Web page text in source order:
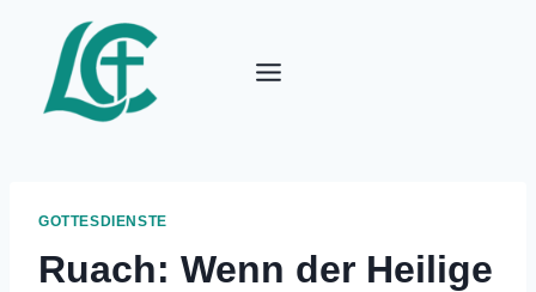
springen
GOTTESDIENSTE
Ruach: Wenn der Heilige